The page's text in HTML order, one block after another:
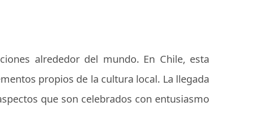
alrededor del mundo. En Chile, esta
propios de la cultura local. La llegada
que son celebrados con entusiasmo